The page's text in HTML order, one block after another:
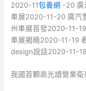
2020-11包養網 -20 廣
車展2020-11-20 廣汽
州車展首發2020-11-
車展揭曉2020-11-19
design說話2020-11-18
我國首顆高光譜營業